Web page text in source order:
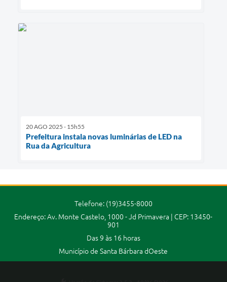
20 AGO 2025 - 15h55
Prefeitura instala novas luminárias de LED na
Rua da Agricultura
Telefone: (19)3455-8000
Endereço: Av. Monte Castelo, 1000 - Jd Primavera | CEP: 13450-
901
Das 9 às 16 horas
Município de Santa Bárbara dOeste